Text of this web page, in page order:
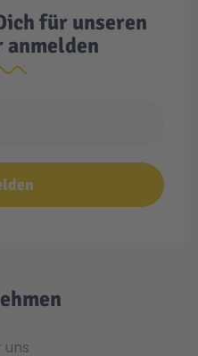
für unseren
uns